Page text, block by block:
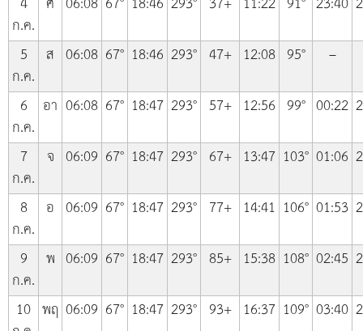
ก.ค.
5
ก.ค.
ส 06:08 67° 18:46 293° 47+ 12:08 95°
–
6
ก.ค.
อา 06:08 67° 18:47 293° 57+ 12:56 99° 00:22
7
ก.ค.
จ 06:09 67° 18:47 293° 67+ 13:47 103° 01:06
8
ก.ค.
อ 06:09 67° 18:47 293° 77+ 14:41 106° 01:53
9
ก.ค.
พ 06:09 67° 18:47 293° 85+ 15:38 108° 02:45
10 พฤ 06:09 67° 18:47 293° 93+ 16:37 109° 03:40